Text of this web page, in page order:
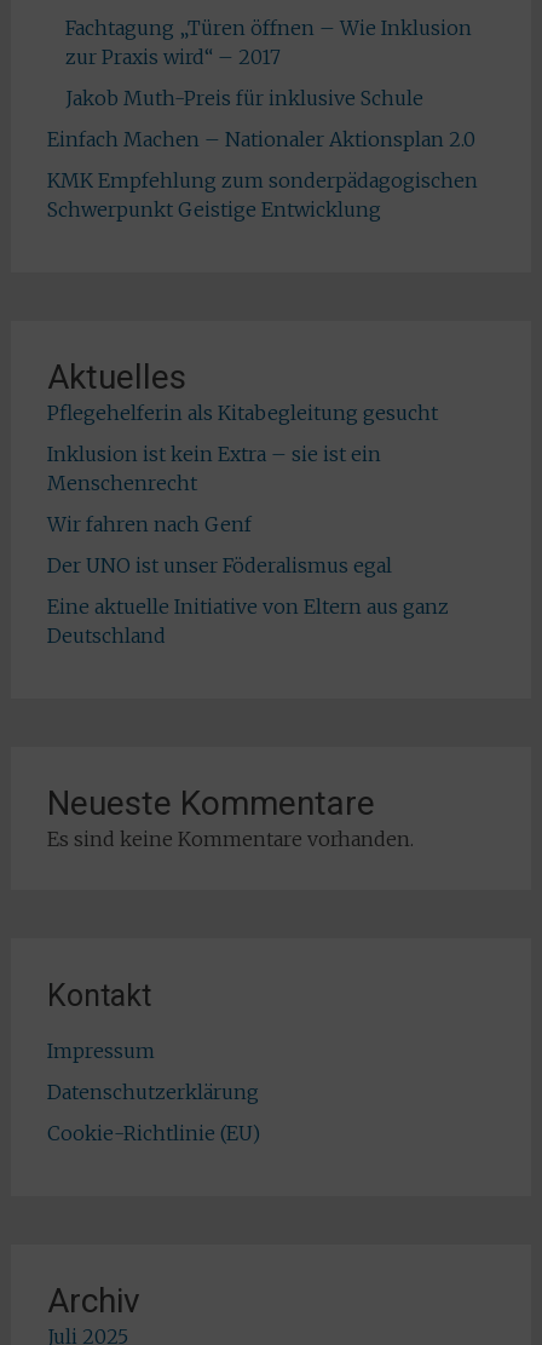
Fachtagung „Türen öffnen – Wie Inklusion
zur Praxis wird“ – 2017
Jakob Muth-Preis für inklusive Schule
Einfach Machen – Nationaler Aktionsplan 2.0
KMK Empfehlung zum sonderpädagogischen
Schwerpunkt Geistige Entwicklung
Aktuelles
Pflegehelferin als Kitabegleitung gesucht
Inklusion ist kein Extra – sie ist ein
Menschenrecht
Wir fahren nach Genf
Der UNO ist unser Föderalismus egal
Eine aktuelle Initiative von Eltern aus ganz
Deutschland
Neueste Kommentare
Es sind keine Kommentare vorhanden.
Kontakt
Impressum
Datenschutzerklärung
Cookie-Richtlinie (EU)
Archiv
Juli 2025